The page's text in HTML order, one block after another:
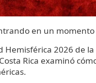
en un
Hemisférica 2026 de
Rica examinó